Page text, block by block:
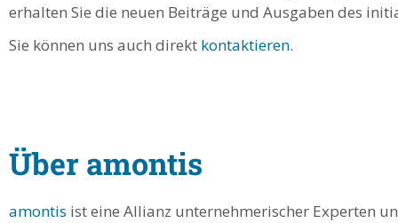
erhalten Sie die neuen Beiträge und Ausgaben des
Sie können uns auch direkt kontaktieren.
Über amontis
amontis ist eine Allianz unternehmerischer Experten